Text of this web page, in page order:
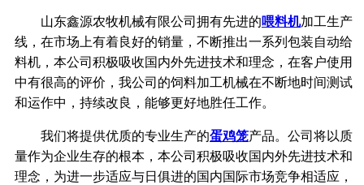
山东鑫源农牧机械有限公司拥有先进的喂料机加工生产
线，在市场上有着良好的销量，不断推出一系列包装自动给
料机，本公司积极吸收国内外先进技术和理念，在客户使用
中有很高的评价，我公司的饲料加工机械在不断地时间测试
和运作中，持续改良，能够更好地胜任工作。
我们将提供优质的专业生产的蛋鸡笼产品。公司将以质
量作为企业生存的根本， 本公司积极吸收国内外先进技术和
理念， 为进一步适应与日俱进的国内国际市场竞争相适应，